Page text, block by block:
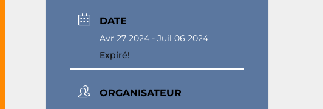
DATE
Avr 27 2024 - Juil 06 2024
Expiré!
ORGANISATEUR